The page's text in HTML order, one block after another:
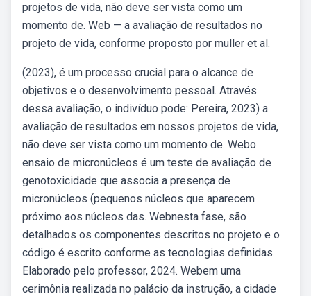
projetos de vida, não deve ser vista como um
momento de. Web — a avaliação de resultados no
projeto de vida, conforme proposto por muller et al.
(2023), é um processo crucial para o alcance de
objetivos e o desenvolvimento pessoal. Através
dessa avaliação, o indivíduo pode: Pereira, 2023) a
avaliação de resultados em nossos projetos de vida,
não deve ser vista como um momento de. Webo
ensaio de micronúcleos é um teste de avaliação de
genotoxicidade que associa a presença de
micronúcleos (pequenos núcleos que aparecem
próximo aos núcleos das. Webnesta fase, são
detalhados os componentes descritos no projeto e o
código é escrito conforme as tecnologias definidas.
Elaborado pelo professor, 2024. Webem uma
cerimônia realizada no palácio da instrução, a cidade